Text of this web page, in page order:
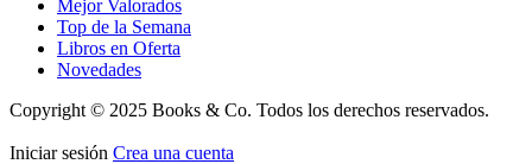
Mejor Valorados
Top de la Semana
Libros en Oferta
Novedades
Copyright © 2025 Books & Co. Todos los derechos reservados.
Iniciar sesión Crea una cuenta